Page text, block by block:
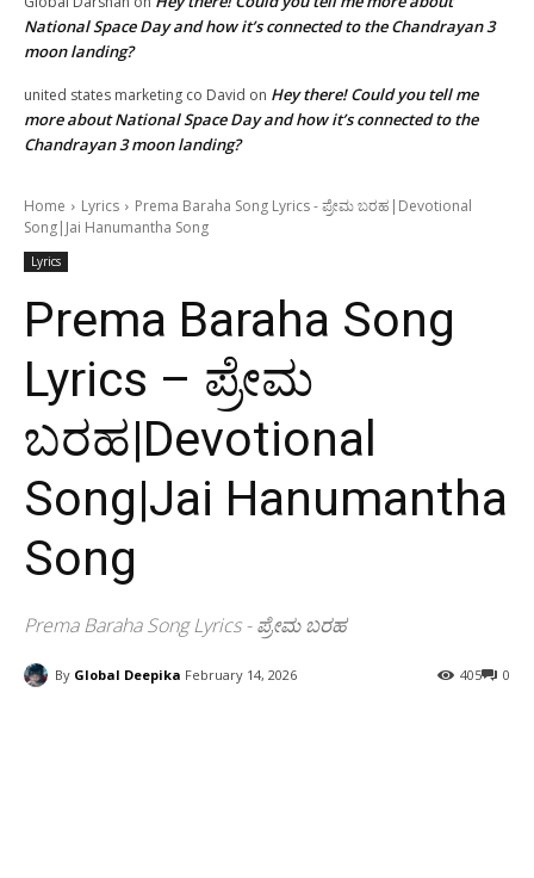
National Space Day and how it’s connected to the Chandrayan 3
moon landing?
united states marketing co David on Hey there! Could you tell me
more about National Space Day and how it’s connected to the
Chandrayan 3 moon landing?